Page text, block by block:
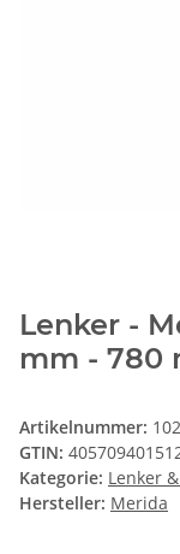
Lenker -
mm - 780
Artikelnummer:
GTIN:
Kategorie: Lenker
Hersteller: Merida